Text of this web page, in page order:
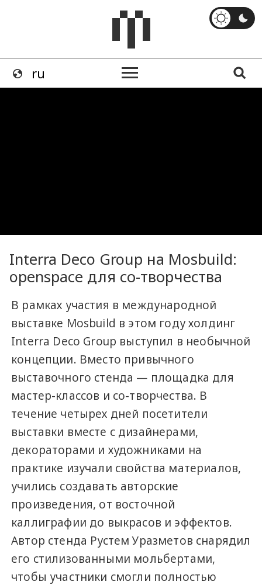
Interra Deco Group на Mosbuild:
openspace для со-творчества
В рамках участия в международной
выставке Mosbuild в этом году холдинг
Interra Deco Group выступил в необычной
концепции. Вместо привычного
выставочного стенда — площадка для
мастер-классов и со-творчества. В
течение четырех дней посетители
выставки вместе с дизайнерами,
декораторами и художниками на
практике изучали свойства материалов,
учились создавать авторские
произведения, от восточной
каллиграфии до выкрасов и эффектов.
Автор стенда Рустем Уразметов снарядил
его стилизованными мольбертами,
чтобы участники смогли полностью